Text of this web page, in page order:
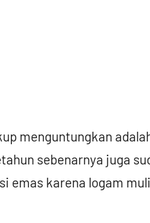
menguntungkan
sebenarnya juga
emas karena logam